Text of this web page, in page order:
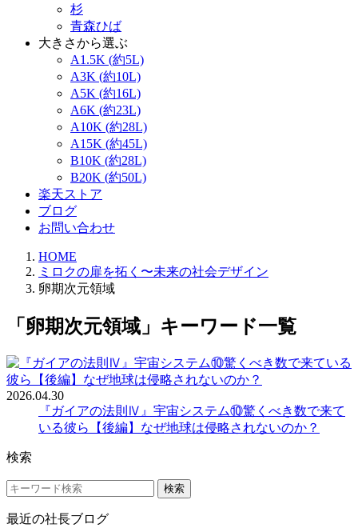
杉
青森ひば
大きさから選ぶ
A1.5K (約5L)
A3K (約10L)
A5K (約16L)
A6K (約23L)
A10K (約28L)
A15K (約45L)
B10K (約28L)
B20K (約50L)
楽天ストア
ブログ
お問い合わせ
HOME
ミロクの扉を拓く〜未来の社会デザイン
卵期次元領域
「卵期次元領域」キーワード一覧
2026.04.30
『ガイアの法則Ⅳ』宇宙システム⑩驚くべき数で来て
いる彼ら【後編】なぜ地球は侵略されないのか？
検索
検索
最近の社長ブログ